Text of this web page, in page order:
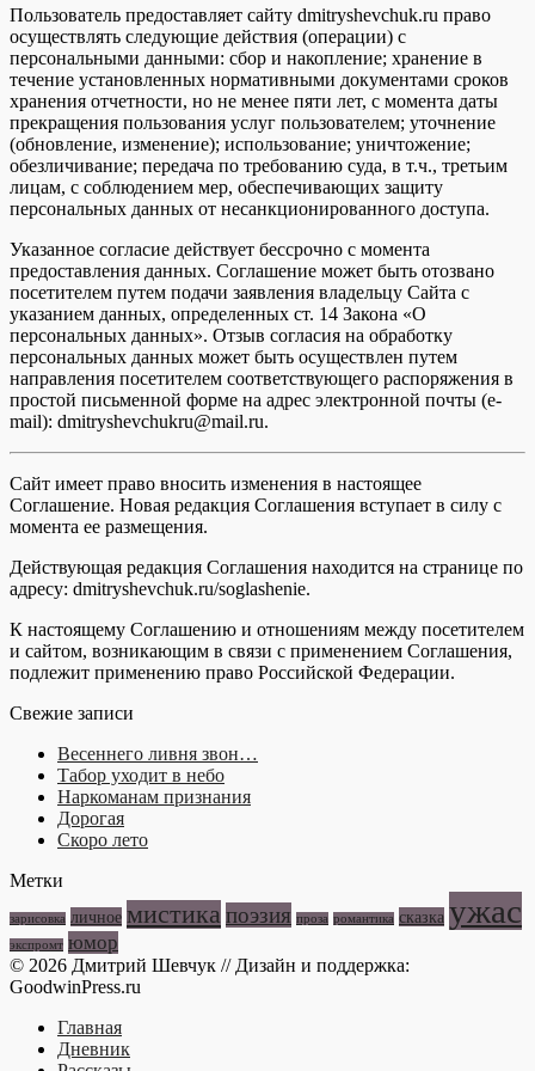
Пользователь предоставляет сайту dmitryshevchuk.ru право
осуществлять следующие действия (операции) с
персональными данными: сбор и накопление; хранение в
течение установленных нормативными документами сроков
хранения отчетности, но не менее пяти лет, с момента даты
прекращения пользования услуг пользователем; уточнение
(обновление, изменение); использование; уничтожение;
обезличивание; передача по требованию суда, в т.ч., третьим
лицам, с соблюдением мер, обеспечивающих защиту
персональных данных от несанкционированного доступа.
Указанное согласие действует бессрочно с момента
предоставления данных. Соглашение может быть отозвано
посетителем путем подачи заявления владельцу Сайта с
указанием данных, определенных ст. 14 Закона «О
персональных данных». Отзыв согласия на обработку
персональных данных может быть осуществлен путем
направления посетителем соответствующего распоряжения в
простой письменной форме на адрес электронной почты (e-
mail): dmitryshevchukru@mail.ru.
Сайт имеет право вносить изменения в настоящее
Соглашение. Новая редакция Соглашения вступает в силу с
момента ее размещения.
Действующая редакция Соглашения находится на странице по
адресу: dmitryshevchuk.ru/soglashenie.
К настоящему Соглашению и отношениям между посетителем
и сайтом, возникающим в связи с применением Соглашения,
подлежит применению право Российской Федерации.
Свежие записи
Весеннего ливня звон…
Табор уходит в небо
Наркоманам признания
Дорогая
Скоро лето
Метки
зарисовка личное мистика поэзия проза романтика сказка ужас
экспромт юмор
© 2026 Дмитрий Шевчук // Дизайн и поддержка:
GoodwinPress.ru
Главная
Дневник